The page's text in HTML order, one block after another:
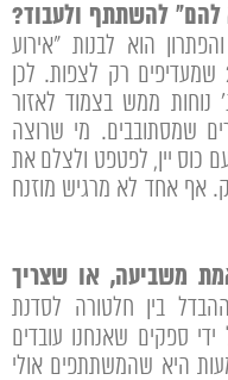
להשתתף ולעבוד?
הוא לבנות "אירוע
היברידי". בכל קבוצה יהיו את ה-20% שמעדיפים רק לצפות. לכן
נוחות ממש בצמוד לאזור
שמסתובבים. מי שרוצה
כוס יין, לפטפט ולצלם את
אף אחד לא מרגיש מוזנח
משביעה, או שצריך
בין חלטורה לסדנת
ספקים שאנחנו עובדים
היא שהמשתתפים אולי